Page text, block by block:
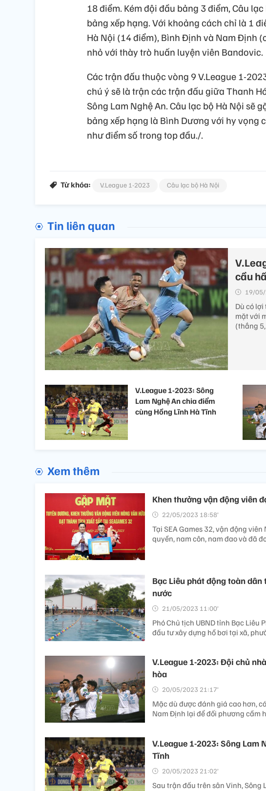
18 điểm. Kém đội đầu bảng 3 điểm, Câu
bảng xếp hạng. Với khoảng cách chỉ là 1
Hà Nội (14 điểm), Bình Định và Nam Định
nhỏ với thày trò huấn luyện viên Bandovic.
Các trận đấu thuộc vòng 9 V.League 1-
chú ý sẽ là trận các trận đấu giữa Thanh
Sông Lam Nghệ An. Câu lạc bộ Hà Nội sẽ
bảng xếp hạng là Bình Dương với hy vọng
như điểm số trong top đầu./.
Từ khóa: V.League 1-2023 Câu lạc bộ Hà Nội
Tin liên quan
cầu
19/05/
Dù có
mặt với
(thắng
V.League 1-2023: Sông
Lam Nghệ An chia điểm
cùng Hồng Lĩnh Hà Tĩnh
Xem thêm
Khen thưởng vận động viên
22/05/2023 18:58’
Tại SEA Games 32, vận động
quyền, nam côn, nam đao và đã
Bạc Liêu phát động toàn
nước
21/05/2023 11:00’
Phó Chủ tịch UBND tỉnh Bạc Liêu
đầu tư xây dựng hồ bơi tại xã,
V.League 1-2023: Đội chủ
hòa
20/05/2023 21:17’
Mặc dù được đánh giá cao hơn,
Nam Định lại để đối phương cầm
V.League 1-2023: Sông Lam
Tĩnh
20/05/2023 21:02’
Sau trận đấu trên sân Vinh, Sông